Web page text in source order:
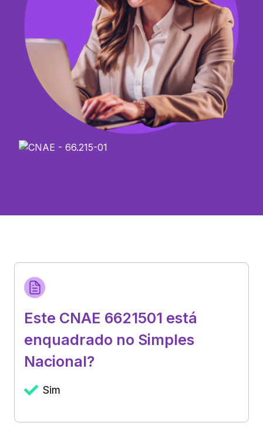
Este CNAE 6621501 está
enquadrado no Simples
Nacional?
Sim